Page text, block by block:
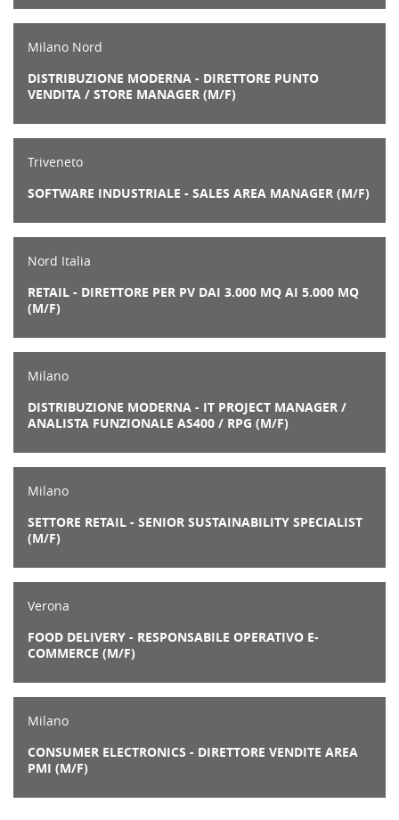
Milano Nord
DISTRIBUZIONE MODERNA - DIRETTORE PUNTO
VENDITA / STORE MANAGER (M/F)
Triveneto
SOFTWARE INDUSTRIALE - SALES AREA MANAGER (M/F)
Nord Italia
RETAIL - DIRETTORE PER PV DAI 3.000 MQ AI 5.000 MQ
(M/F)
Milano
DISTRIBUZIONE MODERNA - IT PROJECT MANAGER /
ANALISTA FUNZIONALE AS400 / RPG (M/F)
Milano
SETTORE RETAIL - SENIOR SUSTAINABILITY SPECIALIST
(M/F)
Verona
FOOD DELIVERY - RESPONSABILE OPERATIVO E-
COMMERCE (M/F)
Milano
CONSUMER ELECTRONICS - DIRETTORE VENDITE AREA
PMI (M/F)